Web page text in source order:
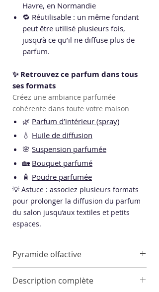
Havre, en Normandie
🔁 Réutilisable : un même fondant
peut être utilisé plusieurs fois,
jusqu’à ce qu’il ne diffuse plus de
parfum.
✨ Retrouvez ce parfum dans tous
ses formats
Créez une ambiance parfumée
cohérente dans toute votre maison
🌿 Parfum d’intérieur (spray)
💧 Huile de diffusion
🌸 Suspension parfumée
🏡 Bouquet parfumé
🧴 Poudre parfumée
💡 Astuce : associez plusieurs formats
pour prolonger la diffusion du parfum
du salon jusqu’aux textiles et petits
espaces.
Pyramide olfactive
Pin, Cyprès, Armoise
Description complète